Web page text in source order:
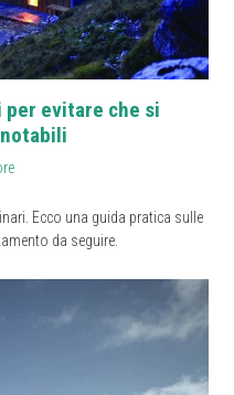
per evitare che si
Ecco una guida pratica sulle
da seguire.